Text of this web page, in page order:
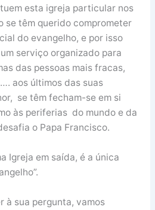
esta igreja particular nos
se têm querido comprometer
do evangelho, e por isso
serviço organizado para
das pessoas mais fracas,
aos últimos das suas
se têm fecham-se em si
às periferias do mundo e da
o Papa Francisco.
Igreja em saída, é a única
à sua pergunta, vamos